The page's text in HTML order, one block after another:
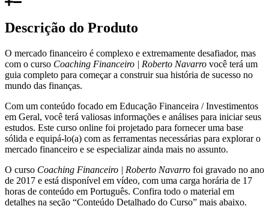
Navarro
quantidade
Descrição do Produto
O mercado financeiro é complexo e extremamente desafiador, mas
com o curso Coaching Financeiro | Roberto Navarro você terá um
guia completo para começar a construir sua história de sucesso no
mundo das finanças.
Com um conteúdo focado em Educação Financeira / Investimentos
em Geral, você terá valiosas informações e análises para iniciar seus
estudos. Este curso online foi projetado para fornecer uma base
sólida e equipá-lo(a) com as ferramentas necessárias para explorar o
mercado financeiro e se especializar ainda mais no assunto.
O curso Coaching Financeiro | Roberto Navarro foi gravado no ano
de 2017 e está disponível em vídeo, com uma carga horária de 17
horas de conteúdo em Português. Confira todo o material em
detalhes na seção “Conteúdo Detalhado do Curso” mais abaixo.